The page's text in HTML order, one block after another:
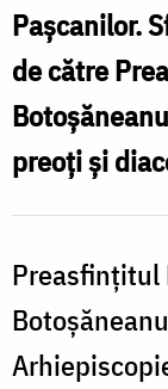
Pașcanilor.
de către
preoţi şi
Preasfinţitul